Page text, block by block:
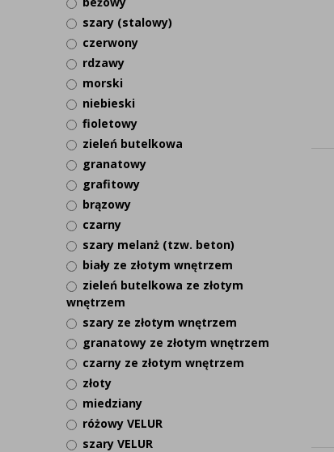
szary (stalowy)
czerwony
rdzawy
morski
niebieski
fioletowy
zieleń butelkowa
granatowy
grafitowy
brązowy
czarny
szary melanż (tzw. beton)
biały ze złotym wnętrzem
zieleń butelkowa ze złotym
wnętrzem
szary ze złotym wnętrzem
granatowy ze złotym wnętrzem
czarny ze złotym wnętrzem
złoty
miedziany
różowy VELUR
szary VELUR